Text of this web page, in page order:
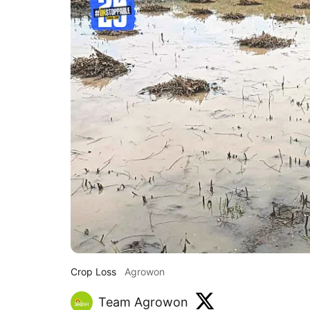
Crop Loss Agrowon
Team Agrowon